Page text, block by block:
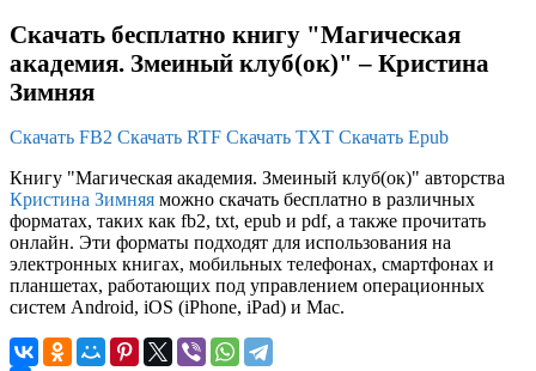
Скачать бесплатно книгу "Магическая
академия. Змеиный клуб(ок)" – Кристина
Зимняя
Скачать FB2 Скачать RTF Скачать TXT Скачать Epub
Книгу "Магическая академия. Змеиный клуб(ок)" авторства
Кристина Зимняя можно скачать бесплатно в различных
форматах, таких как fb2, txt, epub и pdf, а также прочитать
онлайн. Эти форматы подходят для использования на
электронных книгах, мобильных телефонах, смартфонах и
планшетах, работающих под управлением операционных
систем Android, iOS (iPhone, iPad) и Mac.